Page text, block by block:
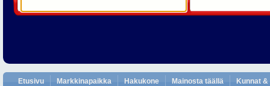
Etusivu Markkinapaikka Hakukone Mainosta täällä Kunnat